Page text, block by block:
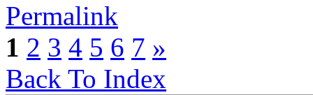
Permalink
1 2 3 4 5 6 7 »
Back To Index